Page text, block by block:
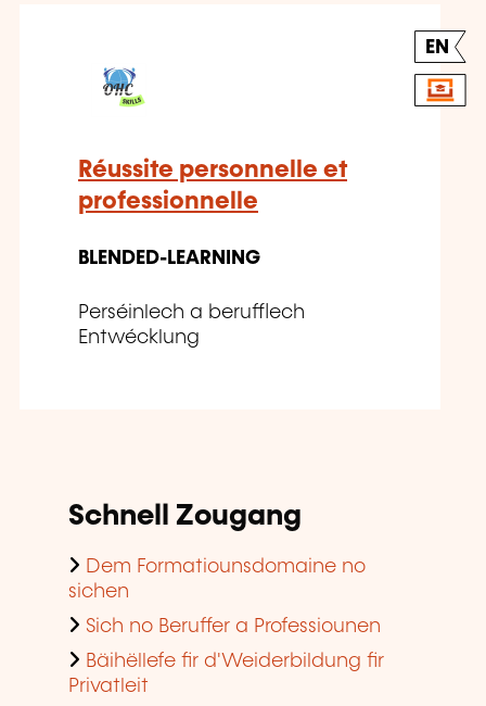
EN
Réussite personnelle et
professionnelle
BLENDED-LEARNING
Perséinlech a berufflech
Entwécklung
Schnell Zougang
Dem Formatiounsdomaine no
sichen
Sich no Beruffer a Professiounen
Bäihëllefe fir d'Weiderbildung fir
Privatleit